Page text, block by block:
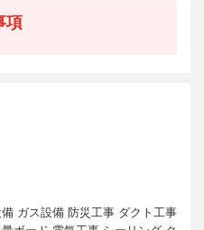
項
ガス設備 防災工事 ダクト工事